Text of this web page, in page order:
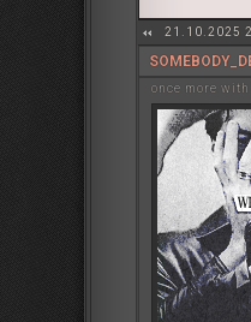
21.10.2025
once more